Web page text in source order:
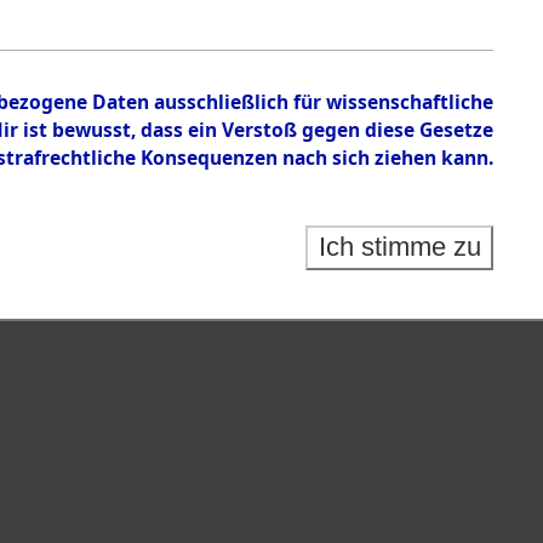
Daten ausschließlich für wissenschaftliche
bewusst, dass ein Verstoß gegen diese Gesetze
Konsequenzen nach sich ziehen kann.
Ich stimme zu